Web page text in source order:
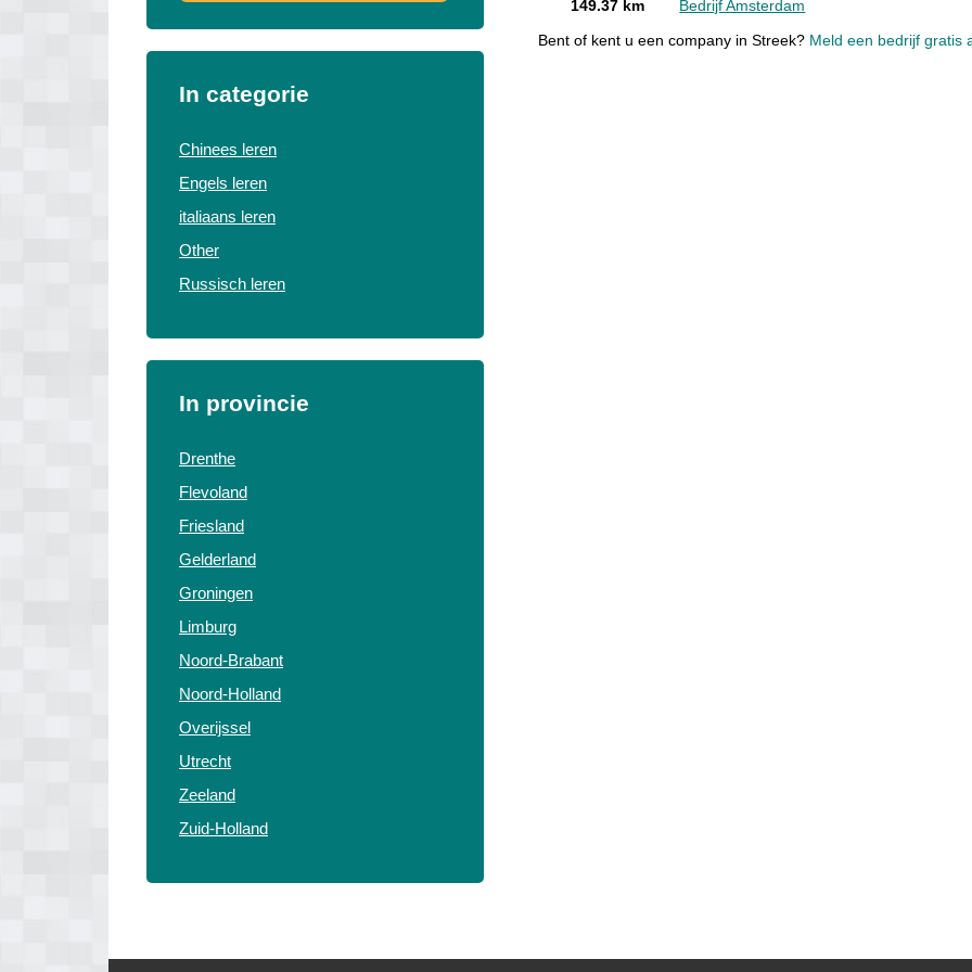
In categorie
Chinees leren
Engels leren
italiaans leren
Other
Russisch leren
In provincie
Drenthe
Flevoland
Friesland
Gelderland
Groningen
Limburg
Noord-Brabant
Noord-Holland
Overijssel
Utrecht
Zeeland
Zuid-Holland
149.37 km Bedrijf Amsterdam
Bent of kent u een company in Streek? Meld een bedrijf gratis